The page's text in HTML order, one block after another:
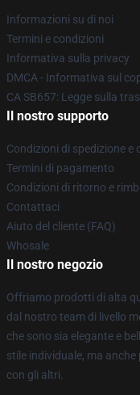
Informazioni su di noi
Termini e condizioni
Informativa sulla privacy
DMCA - Informativa sul
CA SB657: Legge sulla
Il nostro supporto
Condizioni di spedizione e
Termini di pagamento
Condizioni di ritorno e
Contattaci
Aiuto del cliente (FAQ)
Whosale
Il nostro negozio
Offriamo prodotti di alta
dal nostro team di livello
che sono sia elegante e
stile individuale, ma
con gli altri.